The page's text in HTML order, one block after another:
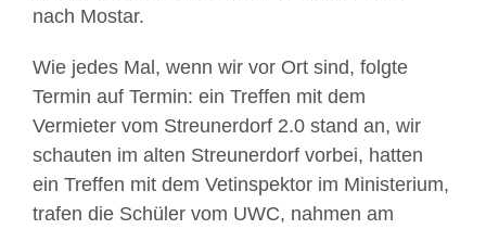
nach Mostar.
Wie jedes Mal, wenn wir vor Ort sind, folgte
Termin auf Termin: ein Treffen mit dem
Vermieter vom Streunerdorf 2.0 stand an, wir
schauten im alten Streunerdorf vorbei, hatten
ein Treffen mit dem Vetinspektor im Ministerium,
trafen die Schüler vom UWC, nahmen am